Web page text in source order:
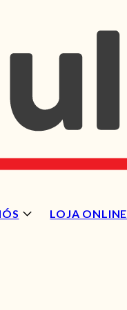
LOJA ONLINE